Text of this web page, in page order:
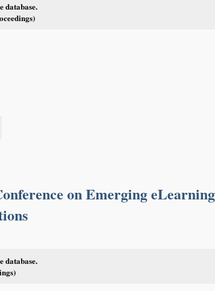
database.
on Emerging eLearning
database.